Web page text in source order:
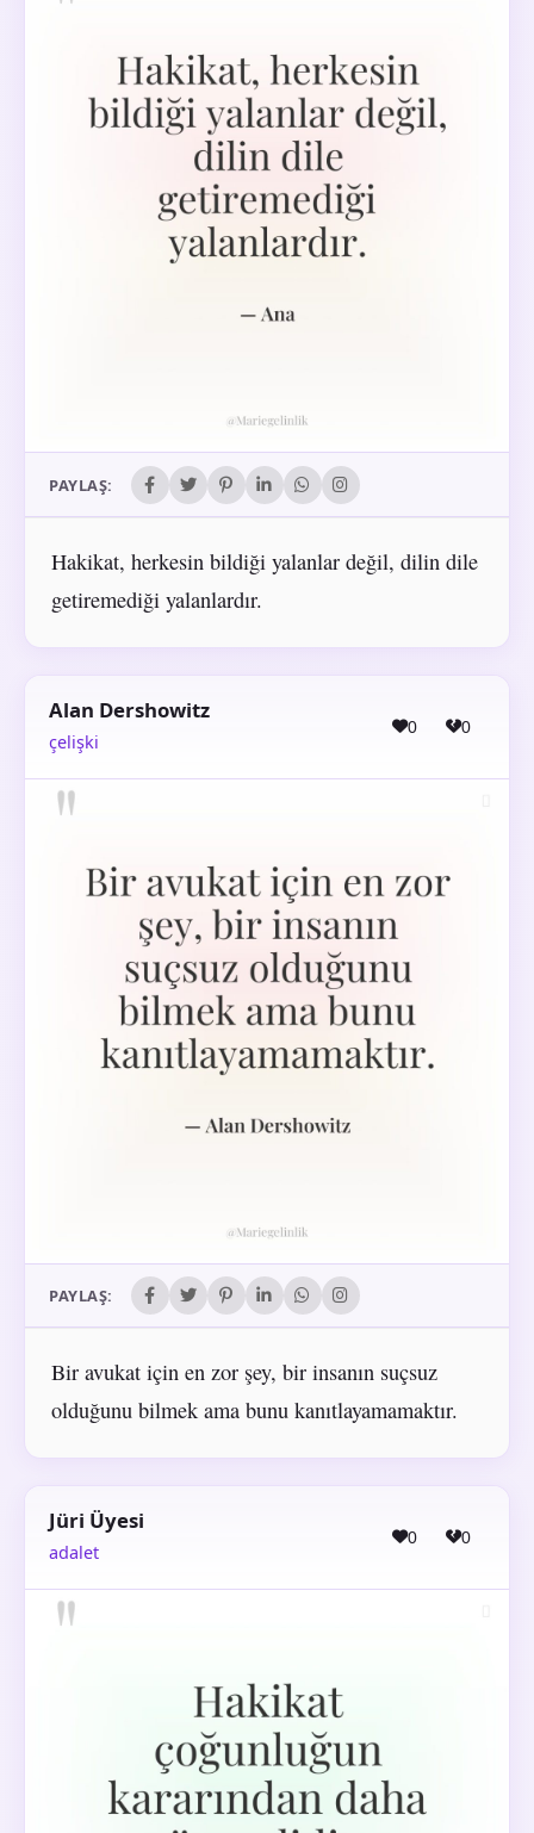
PAYLAŞ:
Hakikat, herkesin bildiği yalanlar değil, dilin dile
getiremediği yalanlardır.
Alan Dershowitz
çelişki
0 0
PAYLAŞ:
Bir avukat için en zor şey, bir insanın suçsuz
olduğunu bilmek ama bunu kanıtlayamamaktır.
Jüri Üyesi
adalet
0 0